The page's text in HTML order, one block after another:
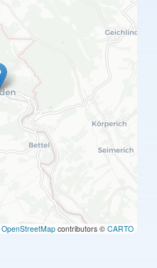
OpenStreetMap contributors © CARTO